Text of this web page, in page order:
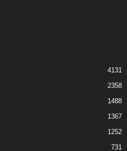
4131
2358
1488
1367
1252
731